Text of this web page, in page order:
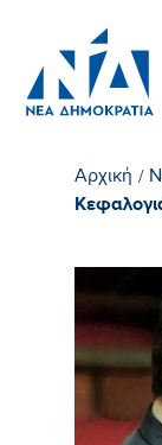
Αρχική /